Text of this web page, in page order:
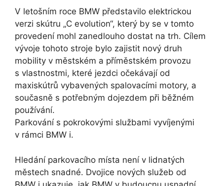
V letošním roce BMW představilo elektrickou
verzi skútru „C evolution“, který by se v tomto
provedení mohl zanedlouho dostat na trh. Cílem
vývoje tohoto stroje bylo zajistit nový druh
mobility v městském a příměstském provozu
s vlastnostmi, které jezdci očekávají od
maxiskútrů vybavených spalovacími motory, a
současně s potřebným dojezdem při běžném
používání.
Parkování s pokrokovými službami vyvíjenými
v rámci BMW i.
Hledání parkovacího místa není v lidnatých
městech snadné. Dvojice nových služeb od